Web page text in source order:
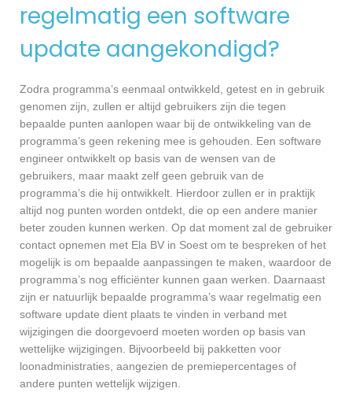
regelmatig een software
update aangekondigd?
Zodra programma’s eenmaal ontwikkeld, getest en in gebruik
genomen zijn, zullen er altijd gebruikers zijn die tegen
bepaalde punten aanlopen waar bij de ontwikkeling van de
programma’s geen rekening mee is gehouden. Een software
engineer ontwikkelt op basis van de wensen van de
gebruikers, maar maakt zelf geen gebruik van de
programma’s die hij ontwikkelt. Hierdoor zullen er in praktijk
altijd nog punten worden ontdekt, die op een andere manier
beter zouden kunnen werken. Op dat moment zal de gebruiker
contact opnemen met Ela BV in Soest om te bespreken of het
mogelijk is om bepaalde aanpassingen te maken, waardoor de
programma’s nog efficiënter kunnen gaan werken. Daarnaast
zijn er natuurlijk bepaalde programma’s waar regelmatig een
software update dient plaats te vinden in verband met
wijzigingen die doorgevoerd moeten worden op basis van
wettelijke wijzigingen. Bijvoorbeeld bij pakketten voor
loonadministraties, aangezien de premiepercentages of
andere punten wettelijk wijzigen.